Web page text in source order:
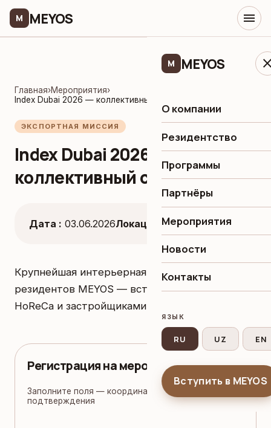
M MEYOS menu
M MEYOS
О компании
Резидентство
Программы
Партнёры
Мероприятия
Новости
Контакты
ЯЗЫК
RU UZ EN
Вступить в MEYOS
Главная›Мероприятия›
ЭКСПОРТНАЯ МИССИЯ
Index Dubai 2026 —
коллективный стенд MEYOS
Дата : 03.06.2026Локация :Дубай, ОАЭ
Крупнейшая интерьерная выставка региона. 15
резидентов MEYOS — встречи с закупщиками
HoReCa и застройщиками ОАЭ.
Регистрация на мероприятие
Заполните поля — координатор свяжется для
подтверждения